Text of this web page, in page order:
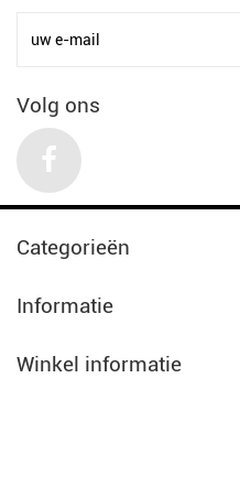
Volg ons
Categorieën
Informatie
Winkel informatie